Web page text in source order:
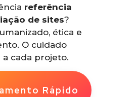
referência
de sites?
ética e
O cuidado
cada projeto.
Rápido